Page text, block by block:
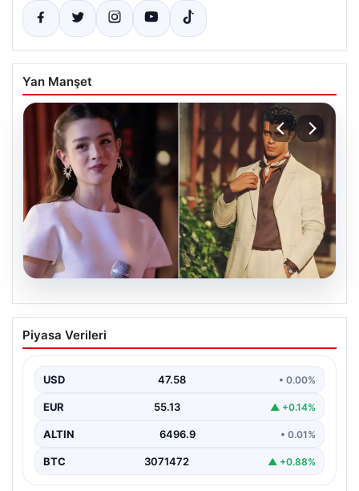
Yan Manşet
05.08.2026
‘Yeraltı’ dizisinde şok olay! Babası suç
duyurusunda bulundu: ‘Kızımla reşit
Piyasa Verileri
USD 47.58 • 0.00%
EUR 55.13 ▲ +0.14%
ALTIN 6496.9 • 0.01%
BTC 3071472 ▲ +0.88%